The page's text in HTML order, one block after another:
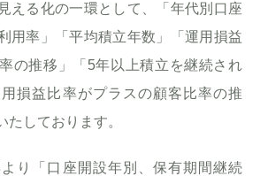
える化の一環として、「年代別口座
用率」「平均積立年数」「運用損益
の推移」「5年以上積立を継続され
損益比率がプラスの顧客比率の推
たしております。
より「口座開設年別、保有期間継続